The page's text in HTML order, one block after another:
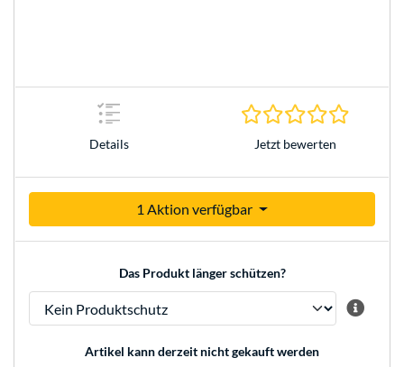
Details Jetzt bewerten
1 Aktion verfügbar
Das Produkt länger schützen?
Artikel kann derzeit nicht gekauft werden